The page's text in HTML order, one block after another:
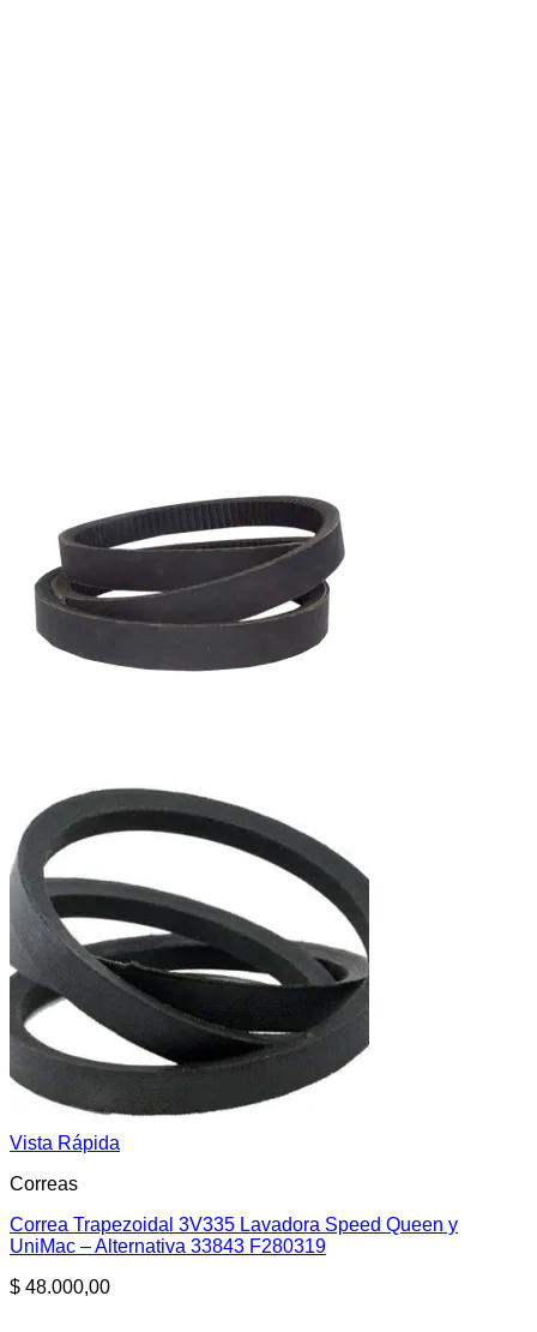
Vista Rápida
Correas
Correa Trapezoidal 3V335 Lavadora Speed Queen y
UniMac – Alternativa 33843 F280319
$ 48.000,00